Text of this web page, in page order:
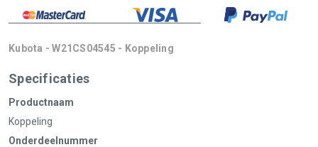
Kubota - W21CS04545 - Koppeling
Specificaties
Productnaam
Koppeling
Onderdeelnummer